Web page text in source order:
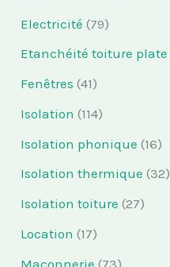
Electricité (79)
Etanchéité toiture plate
Fenêtres (41)
Isolation (114)
Isolation phonique (16)
Isolation thermique (32)
Isolation toiture (27)
Location (17)
Maçonnerie (73)